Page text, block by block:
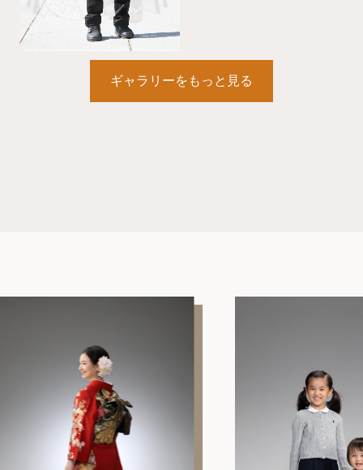
ギャラリーをもっと見る